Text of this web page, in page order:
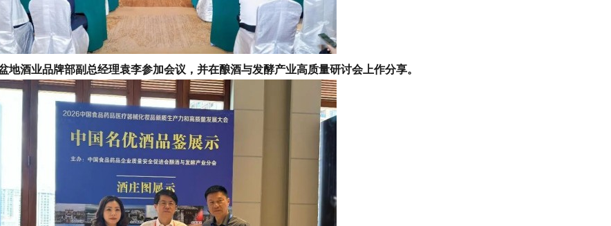
业品牌部副总经理袁李参加会议，并在酿酒与发酵产业高质量研讨会上作分享。